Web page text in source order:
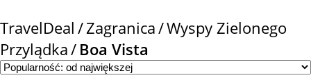
TravelDeal Zagranica Wyspy Zielonego
Przylądka
Boa Vista